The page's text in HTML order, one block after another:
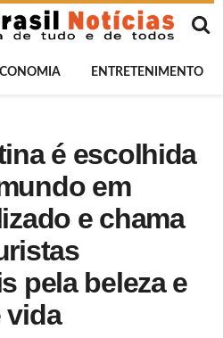
ENTRETENIMENTO
é escolhida
em
e chama
pela beleza e
vida